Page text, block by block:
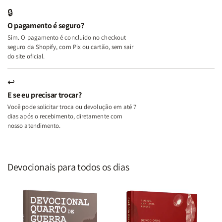
Lar
Lar
🔒
O pagamento é seguro?
Sim. O pagamento é concluído no checkout
seguro da Shopify, com Pix ou cartão, sem sair
do site oficial.
↩
E se eu precisar trocar?
Você pode solicitar troca ou devolução em até 7
dias após o recebimento, diretamente com
nosso atendimento.
Devocionais para todos os dias